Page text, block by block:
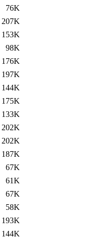
76K
207K
153K
98K
176K
197K
144K
175K
133K
202K
202K
187K
67K
61K
67K
58K
193K
144K